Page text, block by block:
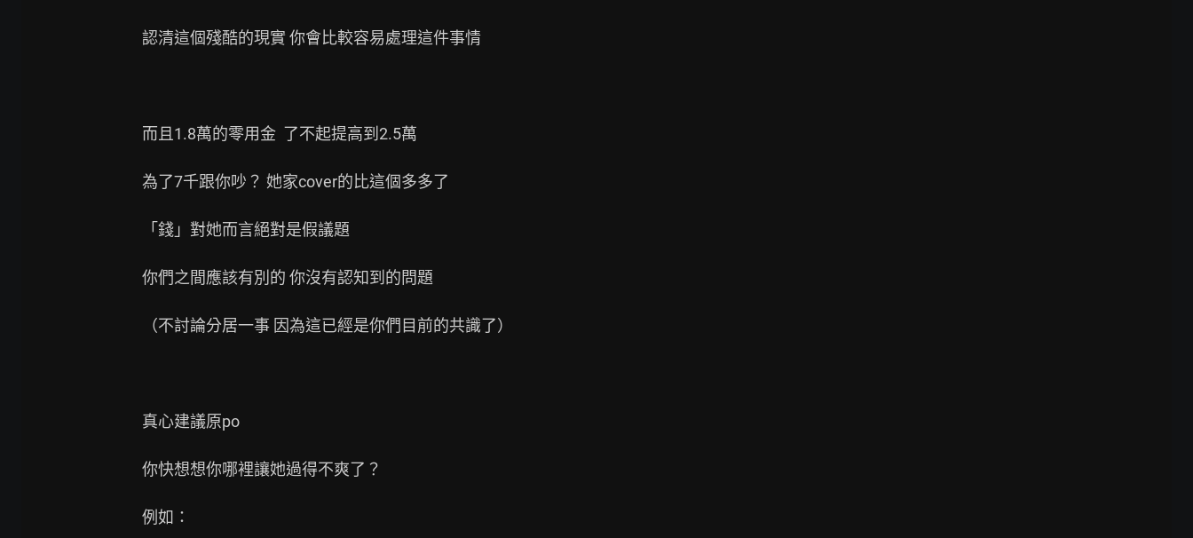
認清這個殘酷的現實 你會比較容易處理這件事情
而且1.8萬的零用金  了不起提高到2.5萬
為了7千跟你吵？ 她家cover的比這個多多了
「錢」對她而言絕對是假議題
你們之間應該有別的 你沒有認知到的問題
（不討論分居一事 因為這已經是你們目前的共識了）
真心建議原po
你快想想你哪裡讓她過得不爽了？
例如：